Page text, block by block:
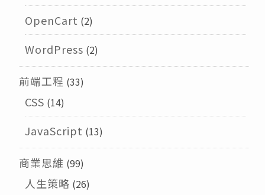
OpenCart (2)
WordPress (2)
前端工程 (33)
CSS (14)
JavaScript (13)
商業思維 (99)
人生策略 (26)